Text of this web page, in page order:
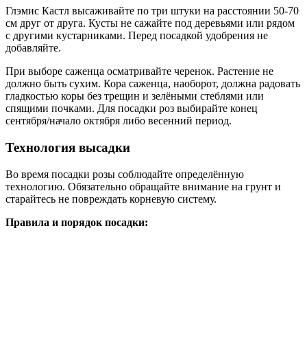
Глэмис Кастл высаживайте по три штуки на расстоянии 50-70
см друг от друга. Кусты не сажайте под деревьями или рядом
с другими кустарниками. Перед посадкой удобрения не
добавляйте.
При выборе саженца осматривайте черенок. Растение не
должно быть сухим. Кора саженца, наоборот, должна радовать
гладкостью коры без трещин и зелёными стеблями или
спящими почками. Для посадки роз выбирайте конец
сентября/начало октября либо весенний период.
Технология высадки
Во время посадки розы соблюдайте определённую
технологию. Обязательно обращайте внимание на грунт и
старайтесь не повреждать корневую систему.
Правила и порядок посадки: